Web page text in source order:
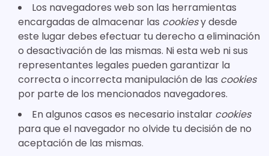
Los navegadores web son las herramientas
encargadas de almacenar las cookiesy desde
este lugar debes efectuar tu derecho a eliminación
o desactivación de las mismas. Ni esta web ni sus
representantes legales pueden garantizar la
correcta o incorrecta manipulación de las cookies
por parte de los mencionados navegadores.
En algunos casos es necesario instalar cookies
para que el navegador no olvide tu decisión de no
aceptación de las mismas.